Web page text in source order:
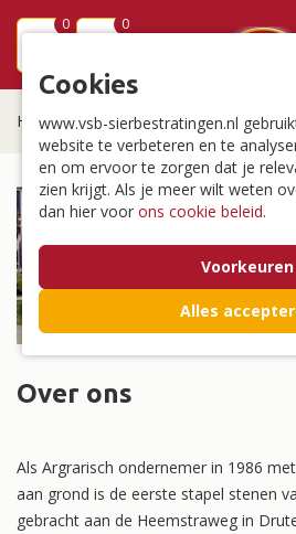
0
0
Home / Over ons
Over ons
Als Argrarisch ondernemer in 1986
aan grond is de eerste stapel stenen
gebracht aan de Heemstraweg in
Cookies
www.vsb-sierbestratingen.nl
website te verbeteren en te
en om ervoor te zorgen dat je
zien krijgt. Als je meer wilt weten
dan hier voor ons cookie beleid.
Voorkeuren
Alles